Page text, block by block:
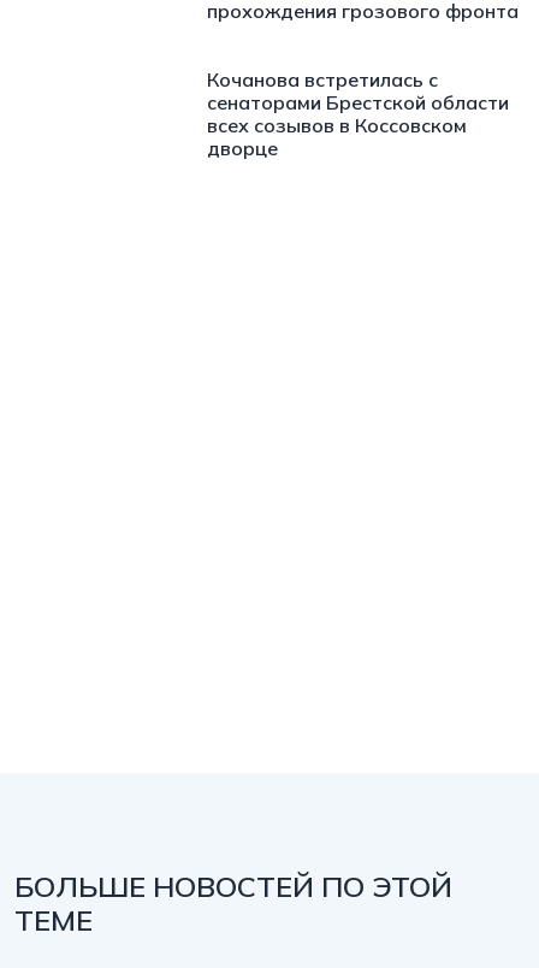
прохождения грозового фронта
Кочанова встретилась с
сенаторами Брестской области
всех созывов в Коссовском
дворце
БОЛЬШЕ НОВОСТЕЙ ПО ЭТОЙ
ТЕМЕ